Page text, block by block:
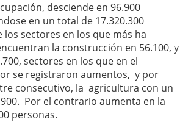
desciende en 96.900
en un total de 17.320.300
sectores en los que más ha
la construcción en 56.100, y
sectores en los que en el
se registraron aumentos, y por
consecutivo, la agricultura con un
Por el contrario aumenta en la
personas.